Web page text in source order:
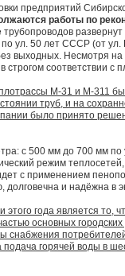
предприятий
работы по
по ул. 50 лет СССР (от
выходных. Несмотря
строгом соответствии с
М-31 и М-311
труб, и на
было принято
с 500 мм до 700 мм
режим
с применением
и надёжна в
года является
основных
горячей воды в